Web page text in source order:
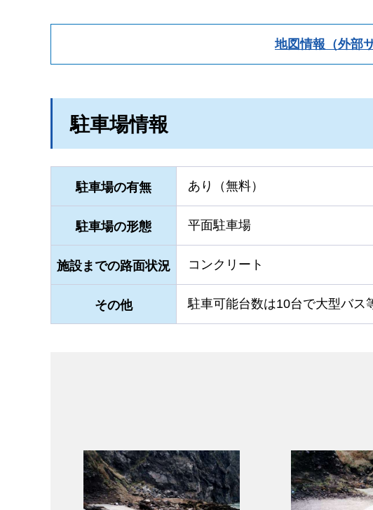
地図情報（外部
駐車場情報
駐車場の有無 あり（無料）
駐車場の形態 平面駐車場
施設までの路面状況 コンクリート
その他 駐車可能台数は10台で大型バス